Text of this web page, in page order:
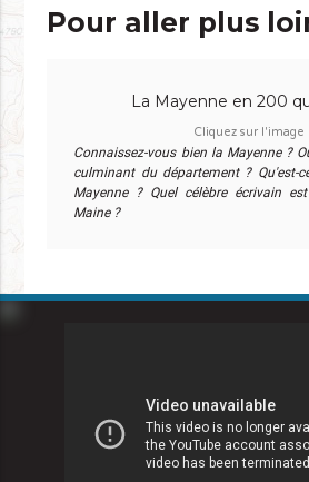
Pour aller plus
La Mayenne en 200
Cliquez sur l'image
Connaissez-vous bien la Mayenne ?
culminant du département ? Qu'est-
Mayenne ? Quel célèbre écrivain
Maine ?